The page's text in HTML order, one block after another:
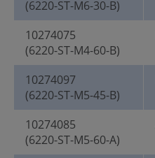
(6220-ST-M6-30-B)
10274075
(6220-ST-M4-60-B)
10274097
(6220-ST-M5-45-B)
10274085
(6220-ST-M5-60-A)